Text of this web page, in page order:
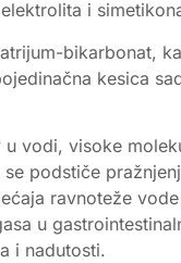
i
bikarbonat,
kesica
vodi, visoke
podstiče
ravnoteže
u
i nadutosti.